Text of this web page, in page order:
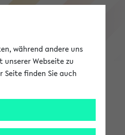
eKVV
während andere uns
Webseite zu
finden Sie auch